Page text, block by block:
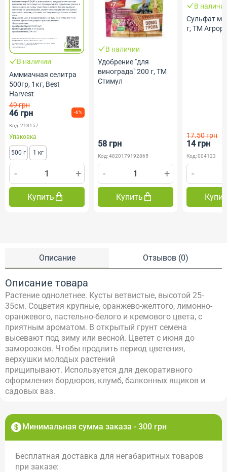
Минимальная сумма заказа - 300 грн
Бесплатная доставка для негабаритных товаров
при заказе:
Описание Отзывов (0)
Описание товара
Растение однолетнее. Кусты ветвистые, высотой 25-
35см. Соцветия крупные, оранжево-желтого, лимонно-
оранжевого, пастельно-белого и кремового цвета, с
приятным ароматом. В открытый грунт семена
высевают под зиму или весной. Цветет с июня до
заморозков. Чтобы продлить период цветения,
верхушки молодых растений
прищипывают. Используется для декоративного
оформления бордюров, клумб, балконных ящиков и
садовых ваз.
В наличии
Аммиачная селитра
500гр, 1кг, Best
Harvest
49 грн
46 грн -6%
Код: 213157
Упаковка
500 г 1 кг
- +
Купить
В наличии
Удобрение "для
винограда" 200 г, ТМ
Стимул
58 грн
Код: 4820179192865
- +
Купить
В
Сульфат
г, ТМ
17.50 грн
14 грн
Код: 004123
-